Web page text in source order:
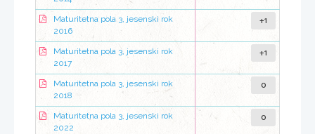
Maturitetna pola 3, jesenski rok
2016
+1
Maturitetna pola 3, jesenski rok
2017
+1
Maturitetna pola 3, jesenski rok
2018
0
Maturitetna pola 3, jesenski rok
2022
0